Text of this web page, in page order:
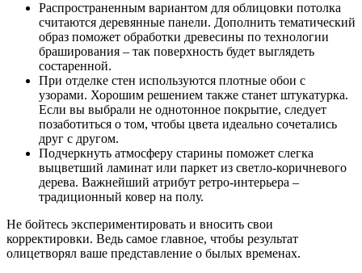
Распространенным вариантом для облицовки потолка
считаются деревянные панели. Дополнить тематический
образ поможет обработки древесины по технологии
браширования – так поверхность будет выглядеть
состаренной.
При отделке стен используются плотные обои с
узорами. Хорошим решением также станет штукатурка.
Если вы выбрали не однотонное покрытие, следует
позаботиться о том, чтобы цвета идеально сочетались
друг с другом.
Подчеркнуть атмосферу старины поможет слегка
выцветший ламинат или паркет из светло-коричневого
дерева. Важнейший атрибут ретро-интерьера –
традиционный ковер на полу.
Не бойтесь экспериментировать и вносить свои
корректировки. Ведь самое главное, чтобы результат
олицетворял ваше представление о былых временах.